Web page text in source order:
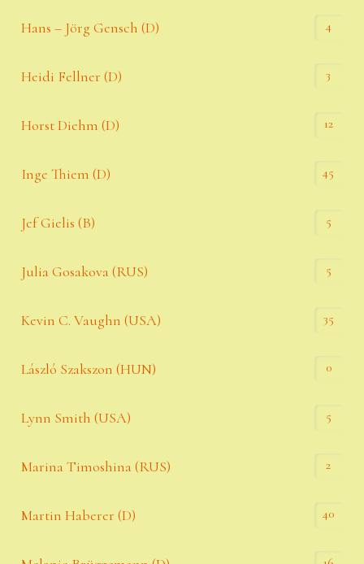
Hans – Jörg Gensch (D) 4
Heidi Fellner (D) 3
Horst Diehm (D) 12
Inge Thiem (D) 45
Jef Gielis (B) 5
Julia Gosakova (RUS) 5
Kevin C. Vaughn (USA) 35
László Szakszon (HUN) 0
Lynn Smith (USA) 5
Marina Timoshina (RUS) 2
Martin Haberer (D) 40